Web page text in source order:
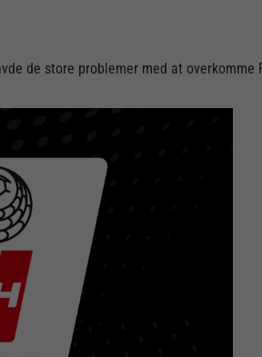
de store problemer med at